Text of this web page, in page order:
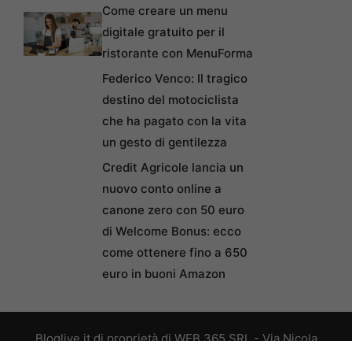
Come creare un menu
digitale gratuito per il
ristorante con MenuForma
Federico Venco: Il tragico
destino del motociclista
che ha pagato con la vita
un gesto di gentilezza
Credit Agricole lancia un
nuovo conto online a
canone zero con 50 euro
di Welcome Bonus: ecco
come ottenere fino a 650
euro in buoni Amazon